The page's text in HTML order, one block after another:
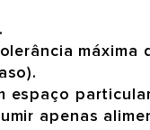
máxima
espaço
apenas